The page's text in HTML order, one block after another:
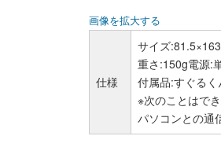
画像を拡大する
仕様
サイズ
重さ:150g電源:
付属品:すぐる
※次のことはで
パソコンとの通